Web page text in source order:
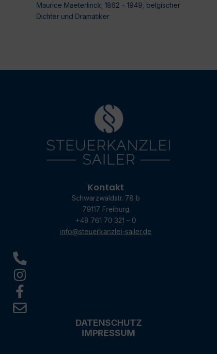
Maurice Maeterlinck; 1862 – 1949, belgischer
Dichter und Dramatiker
Kontakt
Schwarzwaldstr. 78 b
79117 Freiburg
+49 761 70 321 – 0
info@steuerkanzlei-sailer.de
DATENSCHUTZ
IMPRESSUM